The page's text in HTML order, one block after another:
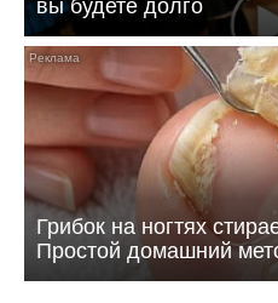
вы будете долго
Грибок на ногтях
Простой домашний